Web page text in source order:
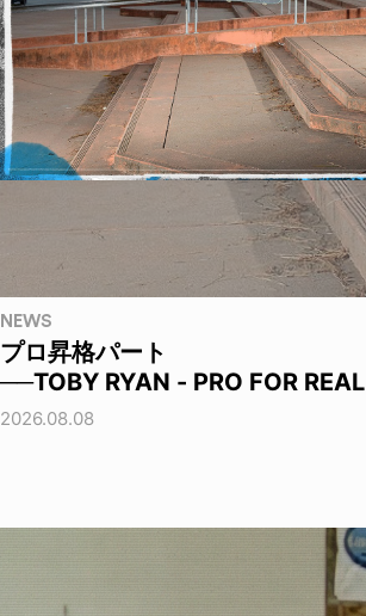
NEWS
プロ昇格パート
──TOBY RYAN - PRO FOR REAL
2026.08.08